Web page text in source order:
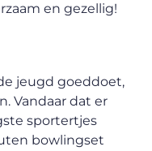
en gezellig!
jeugd goeddoet,
Vandaar dat er
sportertjes
bowlingset